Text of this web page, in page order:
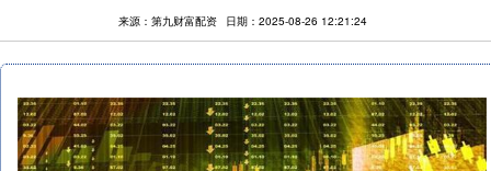
来源：第九财富配资 日期：2025-08-26 12:21:24